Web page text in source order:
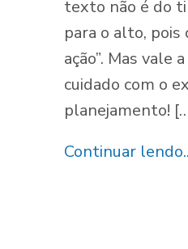
texto não é do
para o alto, pois
ação”. Mas vale
cuidado com o
planejamento!
Continuar